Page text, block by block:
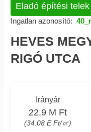
Eladó építési telek
Ingatlan azonosító:
HEVES
RIGÓ UTCA
Irányár
22.9 M Ft
(34.08 E Ft/㎡)